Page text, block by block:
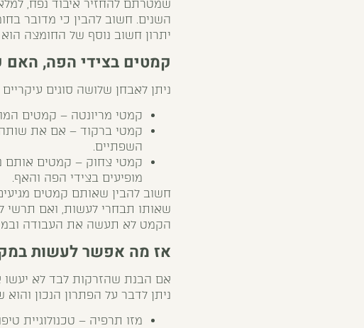
שמטרתם להחזיר איבוד נפח,
השנים. חשוב להבין כי מדובר
יתרון חשוב נוסף של החומצה
קמטים בצידי הפה, האם
ניתן לאבחן שלושה סוגים
קמטי מריונטה – קמטים
קמטי ברקוד – אם את שותה
השפתיים.
קמטי צחוק – קמטים אותם
מופיעים בצידי הפה והאף.
חשוב להבין שאותם קמטים
שאותו תבחרי לעשות, ואם תרשי
הקמט לא תעשה את העבודה
אז מה אפשר לעשות
אם הבנת שהזרקות לבד לא יעשו
ניתן לדבר על הפתרון הנכון
מזו תרפיה – טכנולוגיית